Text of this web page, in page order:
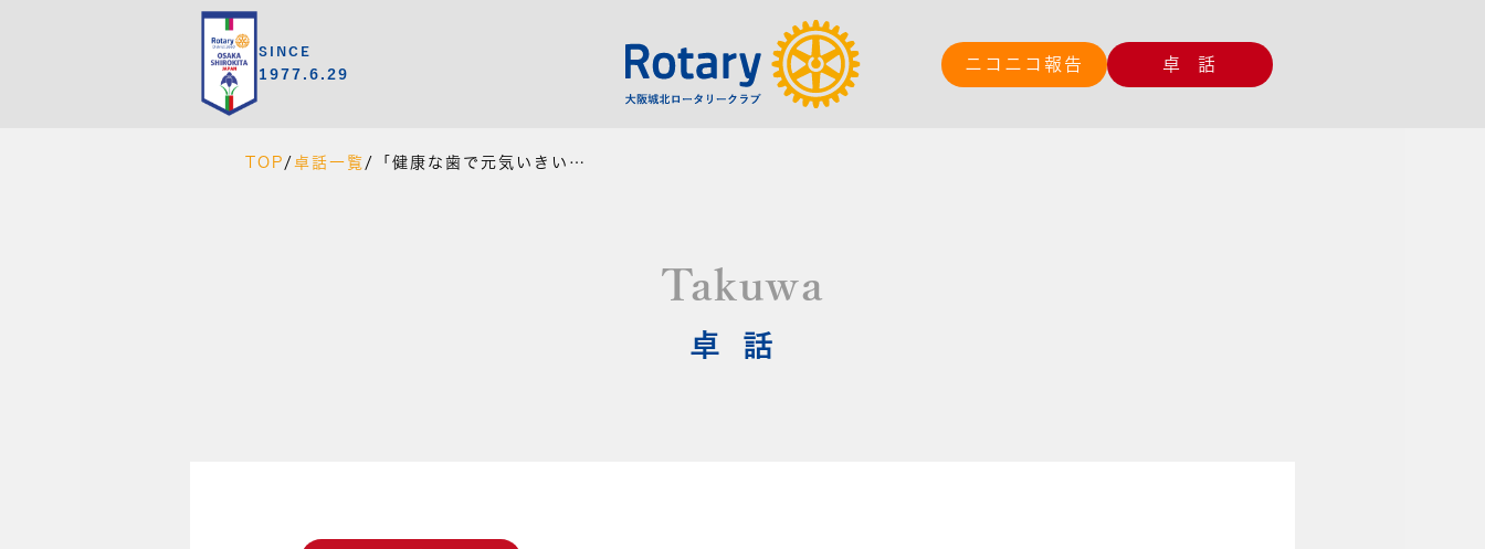
SINCE
1977.6.29
ニコニコ報告 卓 話
TOP / 卓話一覧 / 「健康な歯で元気いきいき」
Takuwa
卓話